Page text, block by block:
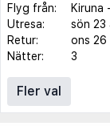
Flyg från: Kiruna -
Utresa:
sön 23
Retur:
ons 26
Nätter:
3
Fler val